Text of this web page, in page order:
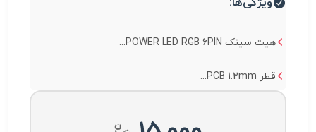
هیت سینک POWER LED RGB 6PIN...
قطر PCB 1.2mm...